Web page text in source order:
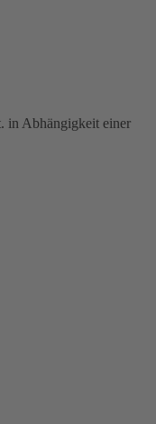
in Abhängigkeit einer